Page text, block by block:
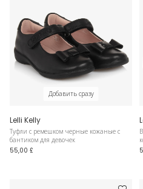
Добавить сразу
Lelli Kelly
Туфли с ремешком черные кожаные с
бантиком для девочек
55,00 £